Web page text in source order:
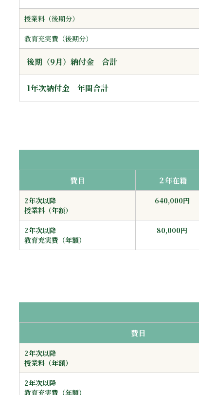
授業料（後期分）
教育充実費（後期分）
後期（9月）納付金 合計
1年次納付金 年間合計
費目
２年在籍
2年次以降
授業料（年額）
640,000円
2年次以降
教育充実費（年額）
80,000円
費目
2年次以降
授業料（年額）
2年次以降
教育充実費（年額）